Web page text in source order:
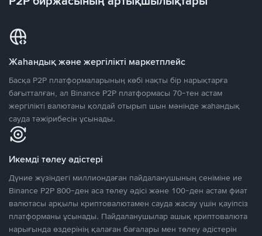
Жаһандық және жергілікті маркетплейс
Басқа P2P платформаларының көбі нақты бір нарықтарға
бағытталған, ал Binance P2P платформасы 70-тен астам
жергілікті валютаны қолдай отырып шын мәнінде жаһандық
сауда тәжірибесін ұсынады.
Икемді төлеу әдістері
Дүние жүзіндегі миллиондаған пайдаланушының сеніміне ие
Binance P2P 800-ден аса төлеу әдісі және 100-ден астам фиат
валютасы арқылы криптовалютамен сауда жасау үшін қауіпсіз
платформаны ұсынады. Пайдаланушылар ашық криптовалюта
нарығында өздерінің қалаған бағалары мен төлеу әдістерін